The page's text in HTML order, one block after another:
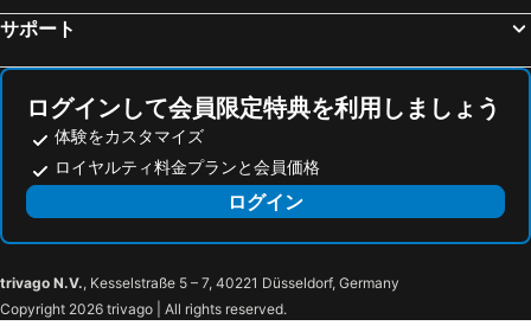
イビス ワルシャワ セントラム
Holiday Inn Express Warsaw - Mokotow By Ihg
Sofitel Warsaw Victoria
Focus Hotel Premium Warszawa
Golden Tulip Warsaw Airport
Hotel Gordon
ibis Styles Warszawa City
PURO Warszawa Centrum
ホテル アーモンド ビジネス & スパ
Hotel Warszawa
Hotel Indigo Warsaw - Nowy Swiat By Ihg
ホスアパートメンツ シティ センター
エクスクルーシブ アパートホテル
サポート
ログインして会員限定特典を利用しましょう
体験をカスタマイズ
ロイヤルティ料金プランと会員価格
ログイン
trivago N.V., Kesselstraße 5 – 7, 40221 Düsseldorf, Germany
Copyright 2026 trivago | All rights reserved.